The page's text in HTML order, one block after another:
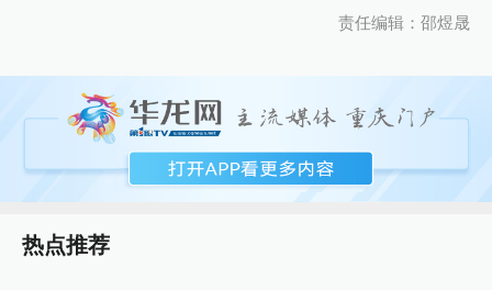
责任编辑：邵煜晟
热点推荐